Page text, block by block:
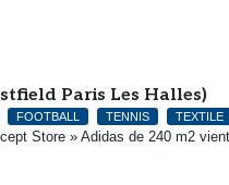
Paris Les Halles)
FOOTBALL TENNIS TEXTILE
Store » Adidas de 240 m2